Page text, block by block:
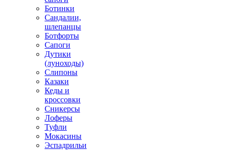
Ботинки
Сандалии,
шлепанцы
Ботфорты
Сапоги
Дутики
(луноходы)
Слипоны
Казаки
Кеды и
кроссовки
Сникерсы
Лоферы
Туфли
Мокасины
Эспадрильи